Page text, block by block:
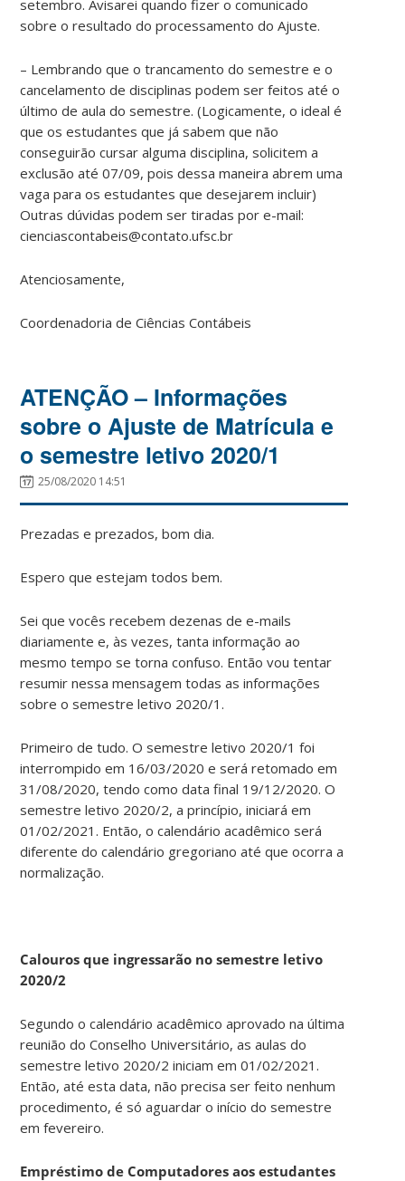
setembro. Avisarei quando fizer o comunicado
sobre o resultado do processamento do Ajuste.
– Lembrando que o trancamento do semestre e o
cancelamento de disciplinas podem ser feitos até o
último de aula do semestre. (Logicamente, o ideal é
que os estudantes que já sabem que não
conseguirão cursar alguma disciplina, solicitem a
exclusão até 07/09, pois dessa maneira abrem uma
vaga para os estudantes que desejarem incluir)
Outras dúvidas podem ser tiradas por e-mail:
cienciascontabeis@contato.ufsc.br
Atenciosamente,
Coordenadoria de Ciências Contábeis
ATENÇÃO – Informações
sobre o Ajuste de Matrícula e
o semestre letivo 2020/1
25/08/2020 14:51
Prezadas e prezados, bom dia.
Espero que estejam todos bem.
Sei que vocês recebem dezenas de e-mails
diariamente e, às vezes, tanta informação ao
mesmo tempo se torna confuso. Então vou tentar
resumir nessa mensagem todas as informações
sobre o semestre letivo 2020/1.
Primeiro de tudo. O semestre letivo 2020/1 foi
interrompido em 16/03/2020 e será retomado em
31/08/2020, tendo como data final 19/12/2020. O
semestre letivo 2020/2, a princípio, iniciará em
01/02/2021. Então, o calendário acadêmico será
diferente do calendário gregoriano até que ocorra a
normalização.
Calouros que ingressarão no semestre letivo
2020/2
Segundo o calendário acadêmico aprovado na última
reunião do Conselho Universitário, as aulas do
semestre letivo 2020/2 iniciam em 01/02/2021.
Então, até esta data, não precisa ser feito nenhum
procedimento, é só aguardar o início do semestre
em fevereiro.
Empréstimo de Computadores aos estudantes